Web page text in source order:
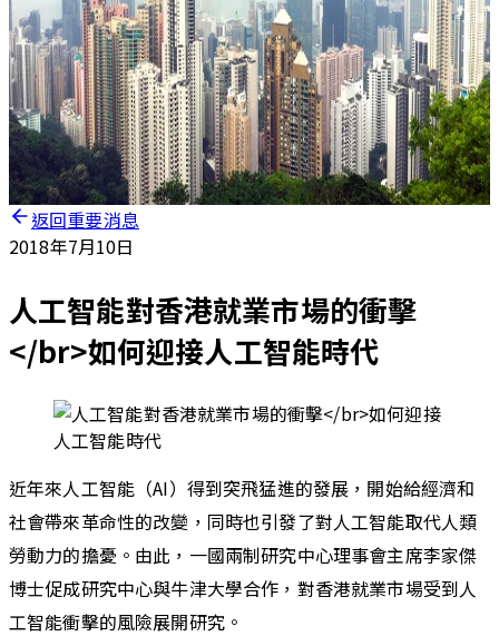
返回重要消息
2018年7月10日
人工智能對香港就業市場的衝擊
</br>如何迎接人工智能時代
近年來人工智能（AI）得到突飛猛進的發展，開始給經濟和
社會帶來革命性的改變，同時也引發了對人工智能取代人類
勞動力的擔憂。由此，一國兩制研究中心理事會主席李家傑
博士促成研究中心與牛津大學合作，對香港就業市場受到人
工智能衝擊的風險展開研究。